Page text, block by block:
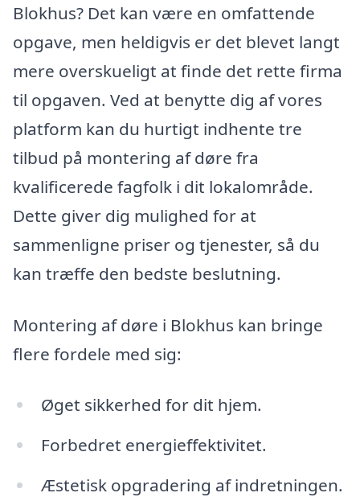
Blokhus? Det kan være en omfattende
opgave, men heldigvis er det blevet langt
mere overskueligt at finde det rette firma
til opgaven. Ved at benytte dig af vores
platform kan du hurtigt indhente tre
tilbud på montering af døre fra
kvalificerede fagfolk i dit lokalområde.
Dette giver dig mulighed for at
sammenligne priser og tjenester, så du
kan træffe den bedste beslutning.
Montering af døre i Blokhus kan bringe
flere fordele med sig:
Øget sikkerhed for dit hjem.
Forbedret energieffektivitet.
Æstetisk opgradering af indretningen.